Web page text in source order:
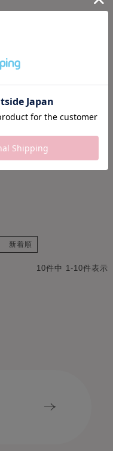
新着順
10件中 1-10件表示